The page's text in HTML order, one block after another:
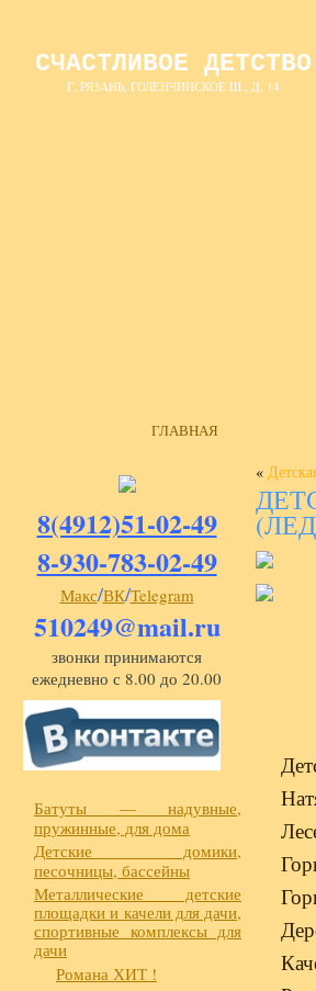
СЧАСТЛИВОЕ ДЕТСТВО
Г. РЯЗАНЬ, ГОЛЕНЧИНСКОЕ Ш., Д. 14
ГЛАВНАЯ
8(4912)51-02-49
8-930-783-02-49
Макс/ВК/Telegram
510249@mail.ru
звонки принимаются
ежедневно с 8.00 до 20.00
Батуты — надувные,
пружинные, для дома
Детские домики,
песочницы, бассейны
Металлические детские
площадки и качели для дачи,
спортивные комплексы для
дачи
Романа ХИТ !
«